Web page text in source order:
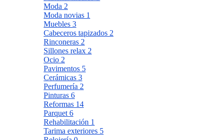
Moda 2
Moda novias 1
Muebles 3
Cabeceros tapizados 2
Rinconeras 2
Sillones relax 2
Ocio 2
Pavimentos 5
Cerámicas 3
Perfumería 2
Pinturas 6
Reformas 14
Parquet 6
Rehabilitación 1
Tarima exteriores 5